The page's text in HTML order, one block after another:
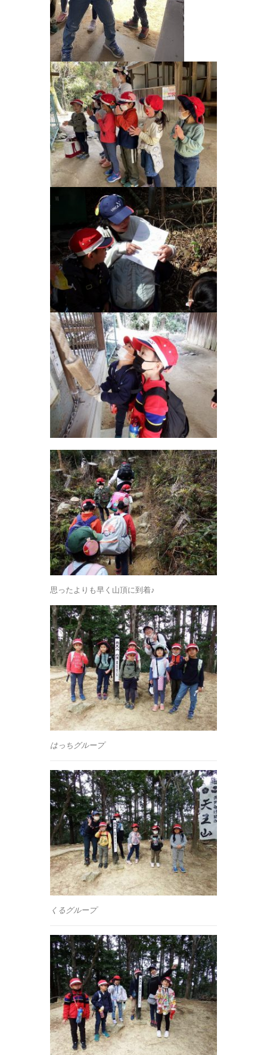
思ったよりも早く山頂に到着♪
はっちグループ
くるグループ